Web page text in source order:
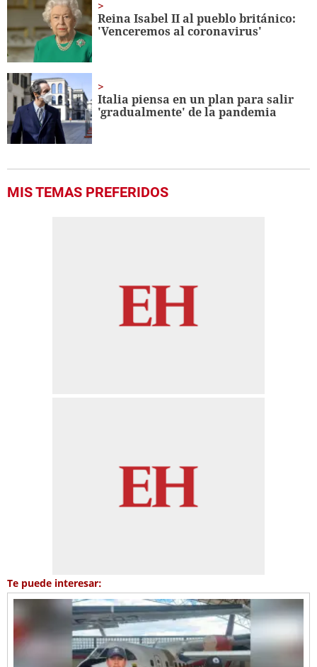
Reina Isabel II al pueblo británico:
'Venceremos al coronavirus'
Italia piensa en un plan para salir
'gradualmente' de la pandemia
MIS TEMAS PREFERIDOS
Te puede interesar: